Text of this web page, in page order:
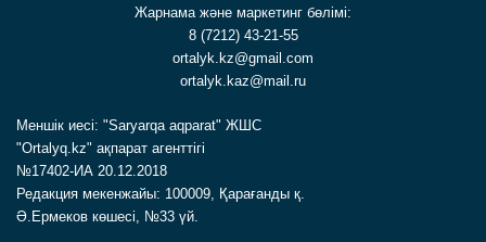
Жарнама және маркетинг бөлімі:
8 (7212) 43-21-55
ortalyk.kz@gmail.com
ortalyk.kaz@mail.ru
Меншік иесі: "Saryarqa aqparat" ЖШС
"Ortalyq.kz" ақпарат агенттігі
№17402-ИА 20.12.2018
Редакция мекенжайы: 100009, Қарағанды қ.
Ә.Ермеков көшесі, №33 үй.